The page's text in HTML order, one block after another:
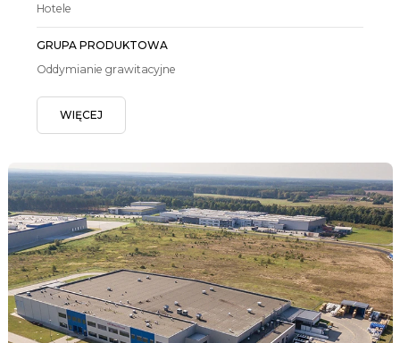
Hotele
GRUPA PRODUKTOWA
Oddymianie grawitacyjne
WIĘCEJ